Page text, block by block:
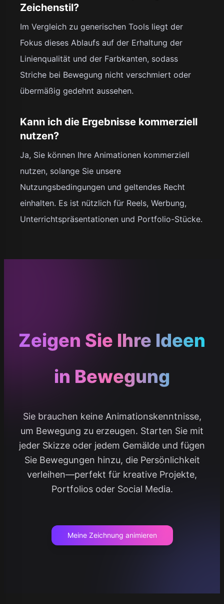
Zeichenstil?
Im Vergleich zu generischen Tools liegt der
Fokus dieses Ablaufs auf der Erhaltung der
Linienqualität und der Farbkanten, sodass
Striche bei Bewegung nicht verschmiert oder
übermäßig gedehnt aussehen.
Kann ich die Ergebnisse kommerziell
nutzen?
Ja, Sie können Ihre Animationen kommerziell
nutzen, solange Sie unsere
Nutzungsbedingungen und geltendes Recht
einhalten. Es ist nützlich für Reels, Werbung,
Unterrichtspräsentationen und Portfolio-Stücke.
Zeigen Sie Ihre Ideen
in Bewegung
Sie brauchen keine Animationskenntnisse,
um Bewegung zu erzeugen. Starten Sie mit
jeder Skizze oder jedem Gemälde und fügen
Sie Bewegungen hinzu, die Persönlichkeit
verleihen—perfekt für kreative Projekte,
Portfolios oder Social Media.
Meine Zeichnung animieren